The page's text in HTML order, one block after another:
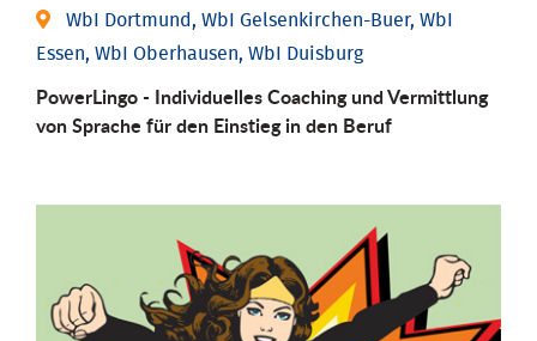
WbI Dortmund, WbI Gelsenkirchen-Buer, WbI
Essen, WbI Oberhausen, WbI Duisburg
PowerLingo - Individuelles Coaching und Vermittlung
von Sprache für den Einstieg in den Beruf